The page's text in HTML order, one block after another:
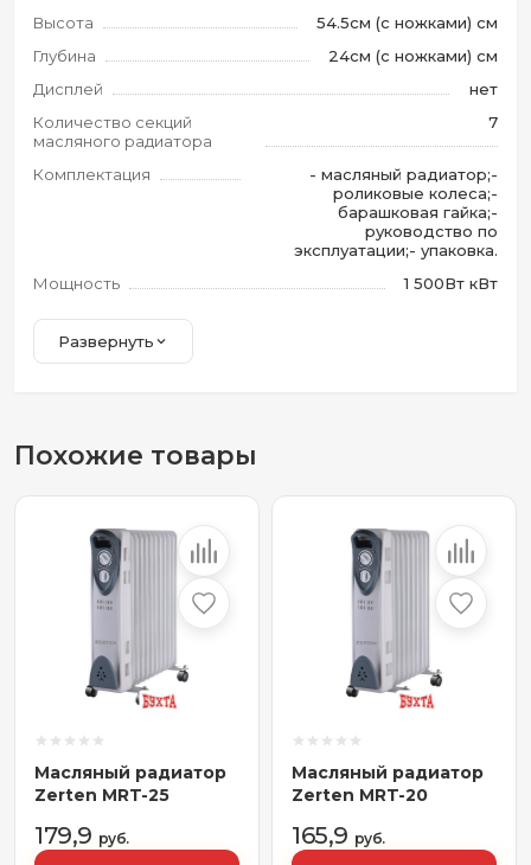
Высота
54.5см (с ножками) см
Глубина
24см (с ножками) см
Дисплей
нет
Количество секций
масляного радиатора
7
Комплектация
- масляный радиатор;-
роликовые колеса;-
барашковая гайка;-
руководство по
эксплуатации;- упаковка.
Мощность
1 500Вт кВт
Развернуть
Похожие товары
Масляный радиатор
Zerten MRT-25
179,9 руб.
Масляный радиатор
Zerten MRT-20
165,9 руб.